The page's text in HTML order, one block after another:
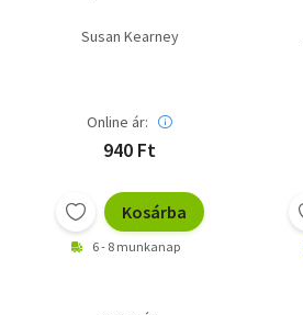
Susan Kearney
Online ár:
940 Ft
Kosárba
6 - 8 munkanap